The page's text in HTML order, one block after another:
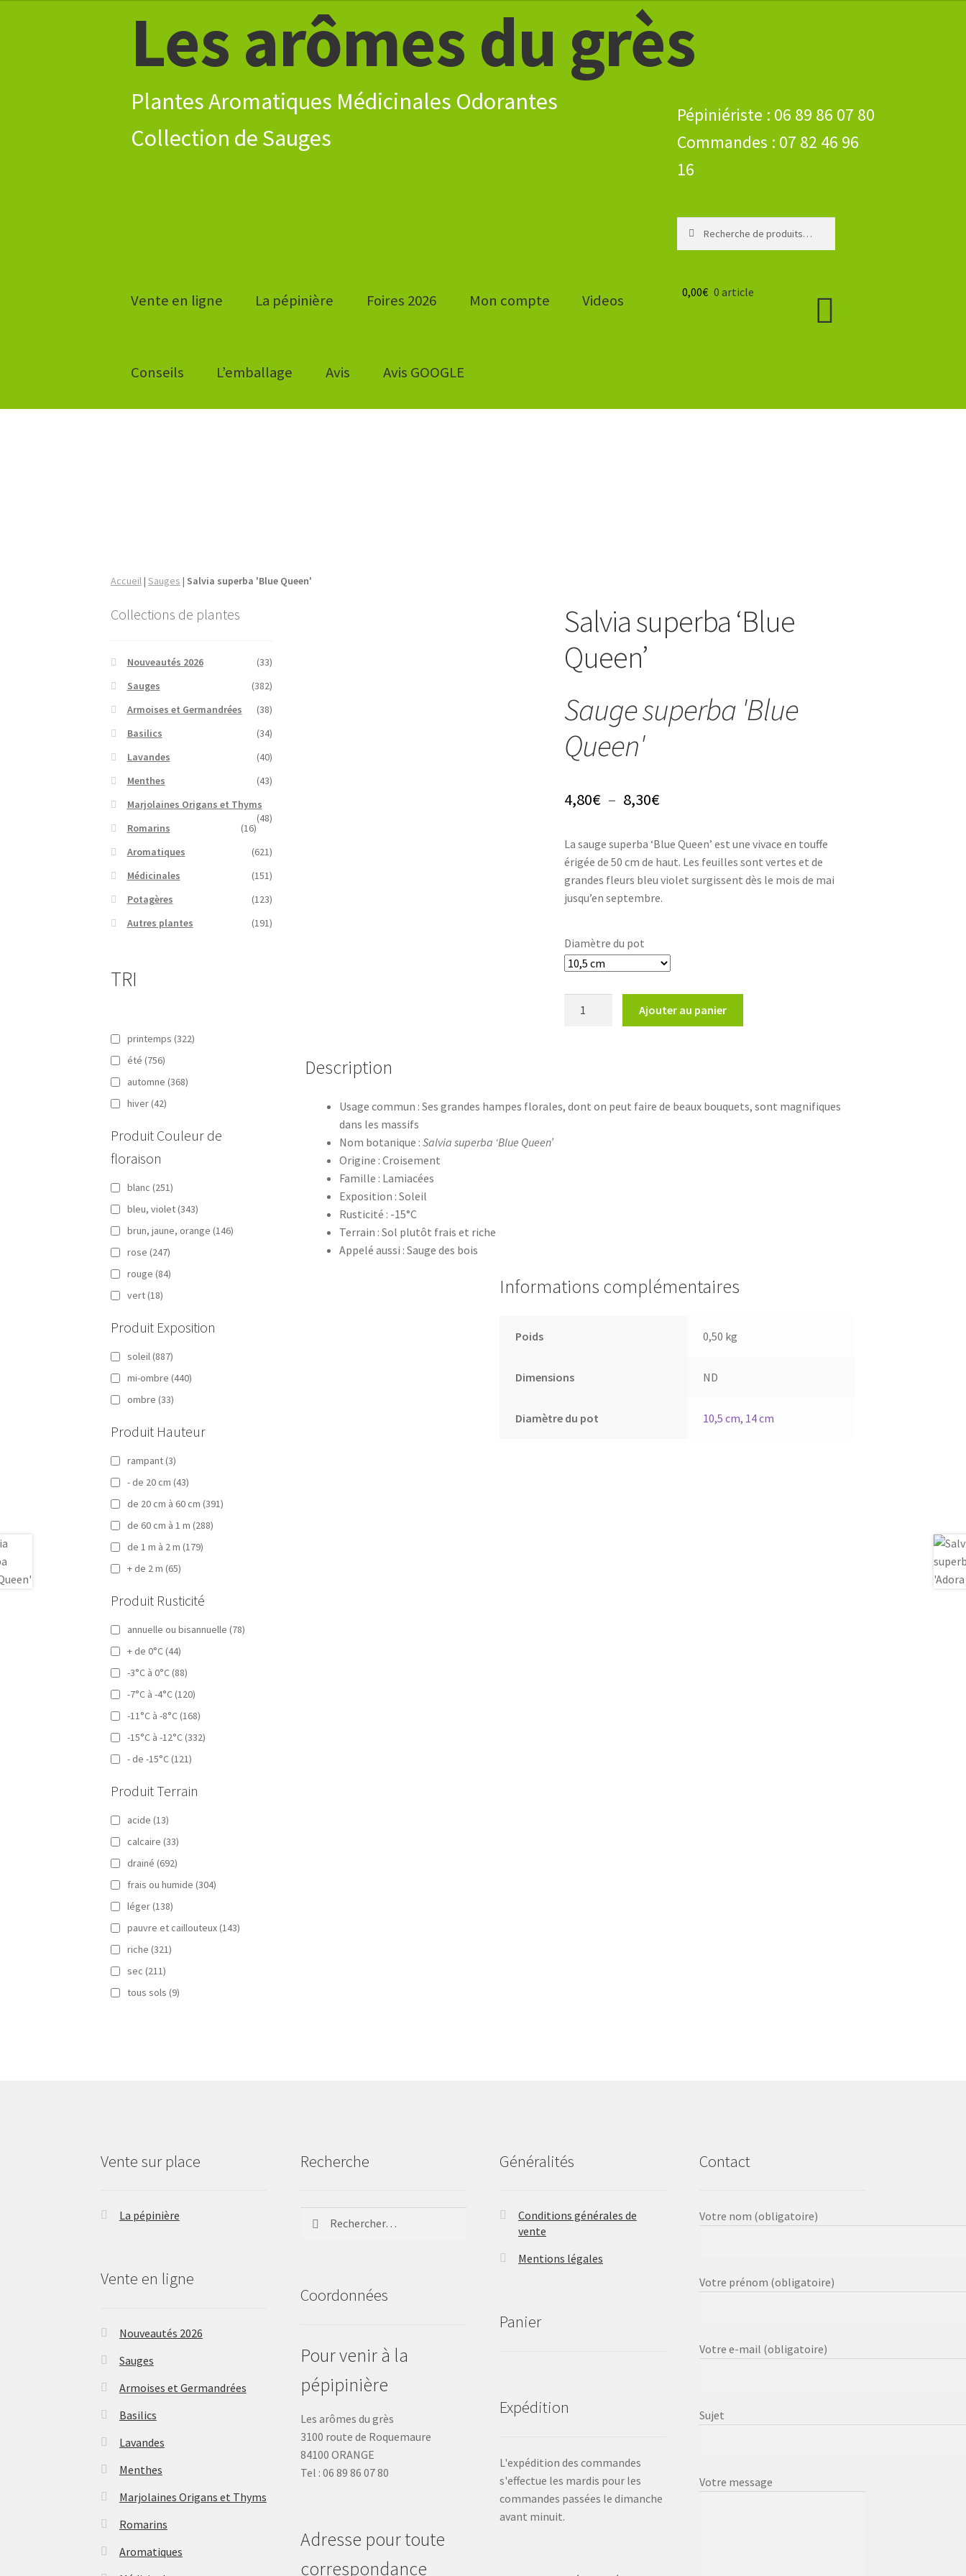
navigation
contenu
Les arômes du grès
Plantes Aromatiques Médicinales Odorantes
pour :
Vente en ligne La pépinière Foires 2026 Mon compte Videos
Conseils L’emballage Avis Avis GOOGLE
0,00€ 0 article
Accueil| Sauges | Salvia superba 'Blue Queen'
Salvia superba ‘Blue
Queen’
Sauge superba 'Blue
Queen'
4,80€ – 8,30€Plage
prix :
4,80€
à
La sauge superba ‘Blue Queen’ est une vivace en touffe
érigée de 50 cm de haut. Les feuilles sont vertes et de
grandes fleurs bleu violet surgissent dès le mois de mai
jusqu’en septembre.
Diamètre du pot
Ajouter au panier
Description
Usage commun : Ses grandes hampes florales, dont on peut faire de beaux bouquets, sont magnifiques
dans les massifs
Nom botanique :Salvia superba ‘Blue Queen’
Origine : Croisement
Famille : Lamiacées
Exposition : Soleil
Rusticité : -15°C
Terrain : Sol plutôt frais et riche
Appelé aussi : Sauge des bois
Informations complémentaires
Poids 0,50 kg
Dimensions ND
Diamètre du pot 10,5 cm, 14 cm
Collections de plantes
Nouveautés 2026
(33)
Sauges
(382)
Armoises et Germandrées
(38)
Basilics
(34)
Lavandes
(40)
Menthes
(43)
Marjolaines Origans et Thyms
(48)
Romarins
(16)
Aromatiques
(621)
Médicinales
(151)
Potagères
(123)
Autres plantes
(191)
TRI
printemps (322)
été (756)
automne (368)
hiver (42)
Produit Couleur de
floraison
blanc (251)
bleu, violet (343)
brun, jaune, orange (146)
rose (247)
rouge (84)
vert (18)
Produit Exposition
soleil (887)
mi-ombre (440)
ombre (33)
Produit Hauteur
rampant (3)
- de 20 cm (43)
de 20 cm à 60 cm (391)
de 60 cm à 1 m (288)
de 1 m à 2 m (179)
+ de 2 m (65)
Produit Rusticité
annuelle ou bisannuelle (78)
+ de 0°C (44)
-3°C à 0°C (88)
-7°C à -4°C (120)
-11°C à -8°C (168)
-15°C à -12°C (332)
- de -15°C (121)
Produit Terrain
acide (13)
calcaire (33)
drainé (692)
frais ou humide (304)
léger (138)
pauvre et caillouteux (143)
riche (321)
sec (211)
tous sols (9)
Vente sur place
La pépinière
Vente en ligne
Nouveautés 2026
Sauges
Armoises et Germandrées
Basilics
Lavandes
Menthes
Marjolaines Origans et Thyms
Romarins
Aromatiques
Recherche
Coordonnées
Pour venir à la
pépipinière
Les arômes du grès
3100 route de Roquemaure
84100 ORANGE
Tel : 06 89 86 07 80
Adresse pour toute
correspondance
Généralités
Conditions générales de
vente
Mentions légales
Panier
Expédition
L'expédition des commandes
s'effectue les mardis pour les
commandes passées le dimanche
avant minuit.
Contact
Votre nom (obligatoire)
Votre prénom (obligatoire)
Votre e-mail (obligatoire)
Sujet
Votre message
8,30€